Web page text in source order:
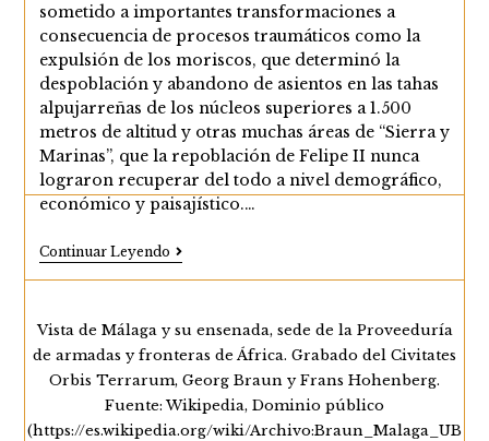
sometido a importantes transformaciones a
consecuencia de procesos traumáticos como la
expulsión de los moriscos, que determinó la
despoblación y abandono de asientos en las tahas
alpujarreñas de los núcleos superiores a 1.500
metros de altitud y otras muchas áreas de “Sierra y
Marinas”, que la repoblación de Felipe II nunca
lograron recuperar del todo a nivel demográfico,
económico y paisajístico.…
Continuar LeyendoLa
Hostilidad
Del
Los
Desastres
Naturales
En
El
Reino
Vista de Málaga y su ensenada, sede de la Proveeduría
de armadas y fronteras de África. Grabado del Civitates
Orbis Terrarum, Georg Braun y Frans Hohenberg.
Fuente: Wikipedia, Dominio público
(https://es.wikipedia.org/wiki/Archivo:Braun_Malaga_UB